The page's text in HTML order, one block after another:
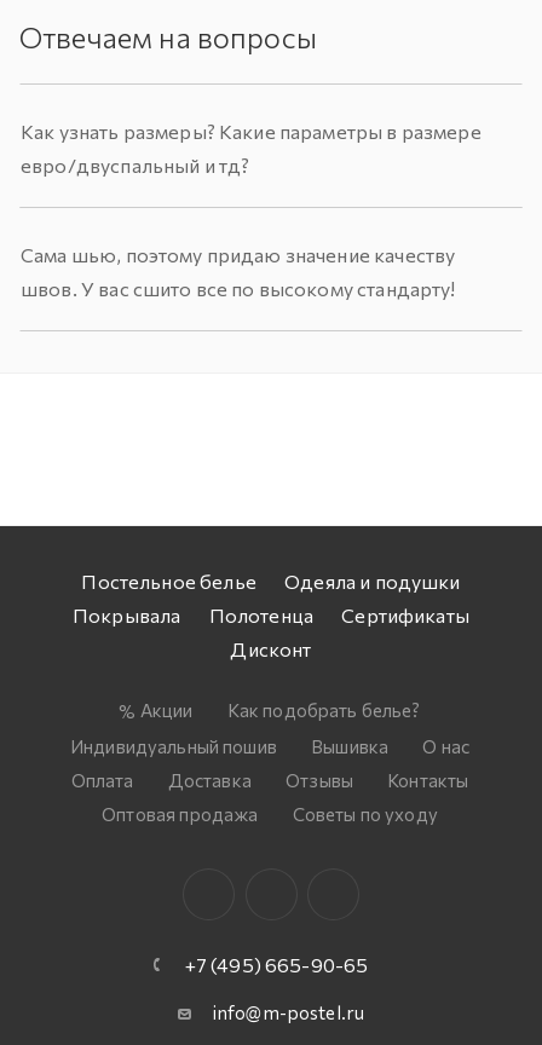
Отвечаем на вопросы
Как узнать размеры? Какие параметры в размере
евро/двуспальный и тд?
Сама шью, поэтому придаю значение качеству
швов. У вас сшито все по высокому стандарту!
Постельное белье
Одеяла и подушки
Покрывала
Полотенца
Сертификаты
Дисконт
Акции
Как подобрать белье?
Индивидуальный пошив
Вышивка
О нас
Оплата
Доставка Отзывы
Контакты
Оптовая продажа
Советы по уходу
+7 (495) 665-90-65
info@m-postel.ru